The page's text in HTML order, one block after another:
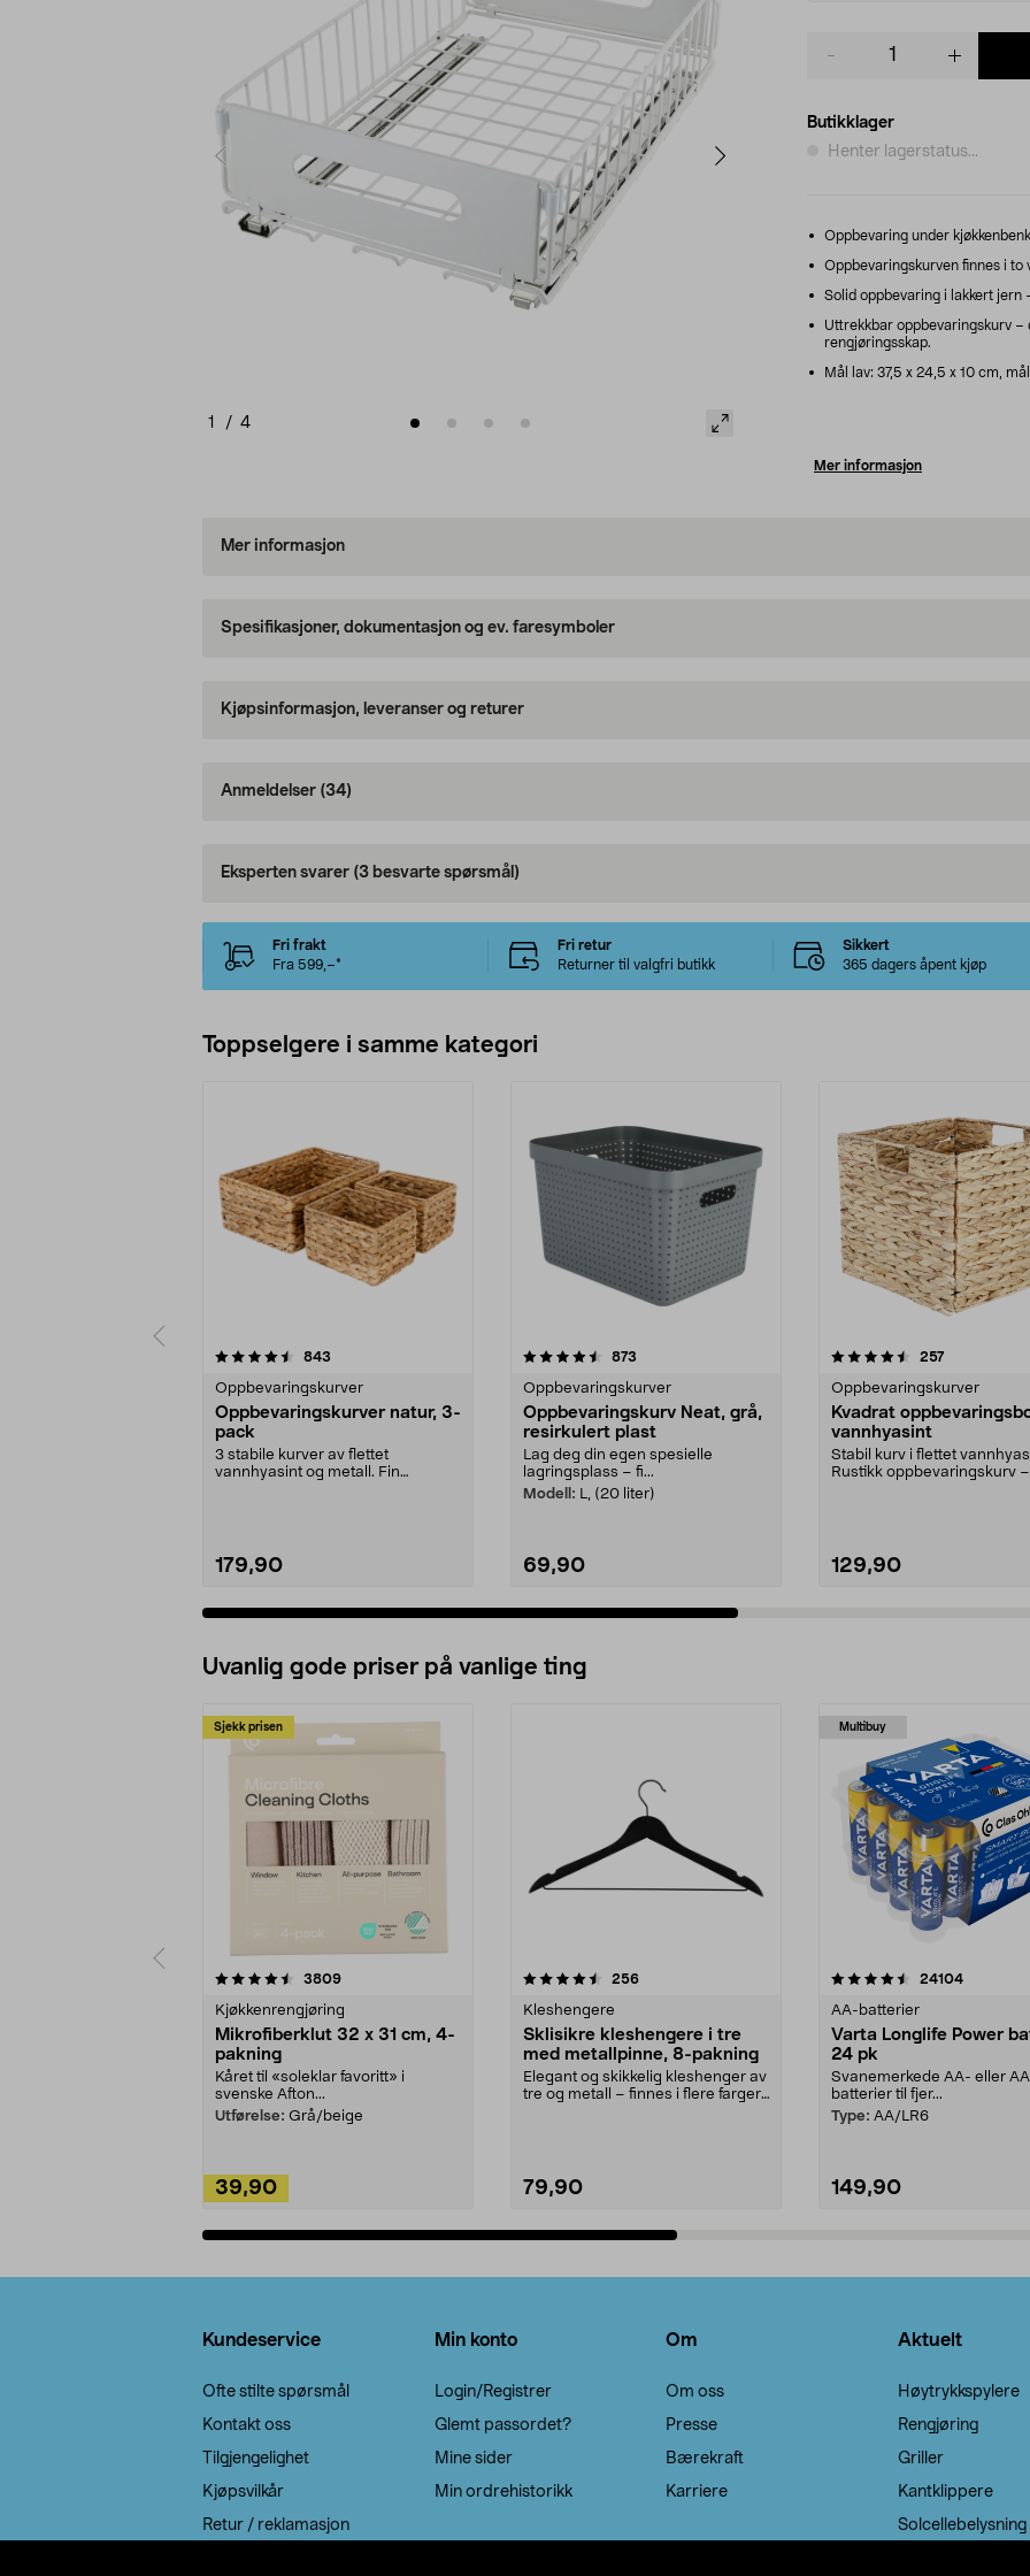
1 / 4
Butikklager
Henter lagerstatus...
Oppbevaring under
Oppbevaringskurven finnes i to
Solid oppbevaring i lakkert jern
Uttrekkbar oppbevaringskurv –
rengjøringsskap.
Mål lav: 37,5 x 24,5 x 10 cm,
Mer informasjon
Mer informasjon
Spesifikasjoner, dokumentasjon og ev. faresymboler
Kjøpsinformasjon, leveranser og returer
Anmeldelser (34)
Eksperten svarer (3 besvarte spørsmål)
Fri frakt
Fra 599,–*
Fri retur
Returner til valgfri butikk
Sikkert
365 dagers åpent kjøp
Toppselgere i samme kategori
843
Oppbevaringskurver
Oppbevaringskurver natur, 3-
pack
3 stabile kurver av flettet
vannhyasint og metall. Fin
179,90
4.5 av 5 stjerner 873
Oppbevaringskurver
Oppbevaringskurv Neat, grå,
resirkulert plast
Lag deg din egen spesielle
lagringsplass – fi...
Modell: L, (20 liter)
69,90
4.5 av 5 stjerner 257anmeldelser
Oppbevaringskurver
Kvadrat
vannhyasint
Stabil kurv i flettet
Rustikk oppbevaringskurv –
129,90
4.5 av 5 stjerner
Uvanlig gode priser på vanlige ting
Sjekk prisen
3809anmeldelser
Kjøkkenrengjøring
Mikrofiberklut 32 x 31 cm, 4-
pakning
Kåret til «soleklar favoritt» i
svenske Afton...
Utførelse: Grå/beige
39,90
4.5av 5 stjerner 256anmeldelser
Kleshengere
Sklisikre kleshengere i tre
med metallpinne, 8-pakning
Elegant og skikkelig kleshenger av
tre og metall – finnes i flere farger.
79,90
Multibuy
4.5av 5 stjerner 24104
AA-batterier
Varta Longlife Power
24 pk
Svanemerkede AA- eller
batterier til fjer...
Type: AA/LR6
149,90
4.5av 5 stjerner
Kundeservice
Ofte stilte spørsmål
Kontakt oss
Tilgjengelighet
Kjøpsvilkår
Retur / reklamasjon
Min konto
Login/Registrer
Glemt passordet?
Mine sider
Min ordrehistorikk
Om
Om oss
Presse
Bærekraft
Karriere
Aktuelt
Høytrykkspylere
Rengjøring
Griller
Kantklippere
Solcellebelysning